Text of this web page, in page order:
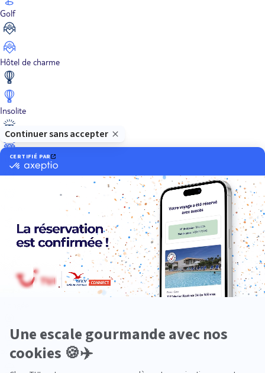
Golf
Hôtel de charme
Insolite
Luxe
Premium